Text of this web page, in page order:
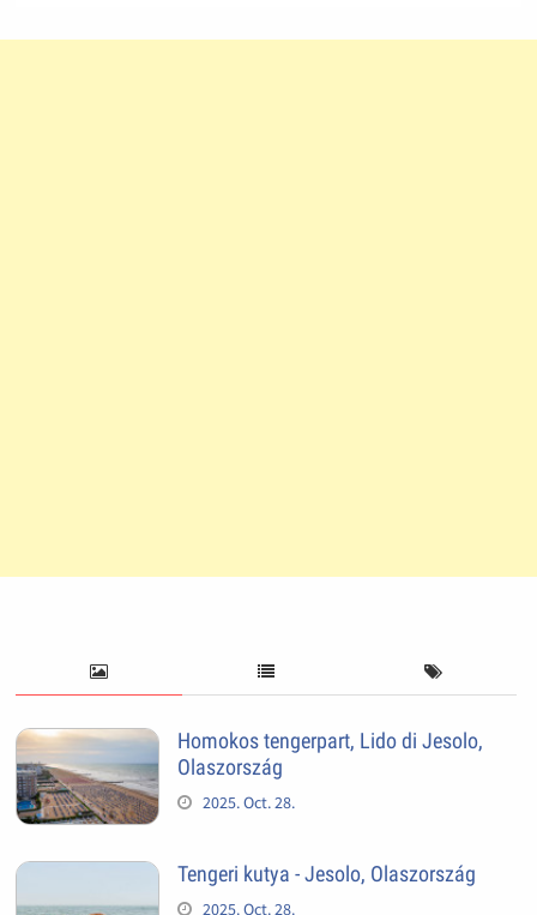
Homokos tengerpart, Lido di Jesolo,
Olaszország
2025. Oct. 28.
Tengeri kutya - Jesolo, Olaszország
2025. Oct. 28.